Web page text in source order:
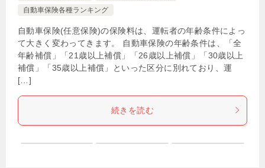
自動車保険各種ランキング
自動車保険(任意保険)の保険料は、運転者の年齢条件によっ
て大きく変わってきます。 自動車保険の年齢条件は、「全
年齢補償」「21歳以上補償」「26歳以上補償」「30歳以上
補償」「35歳以上補償」といった区分に別れており、運
[…]
続きを読む